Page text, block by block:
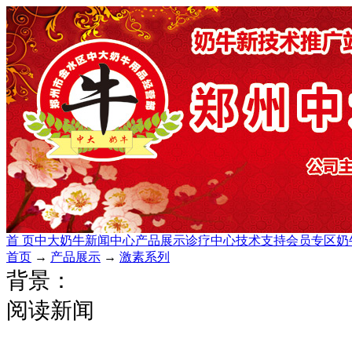
首 页中大奶牛新闻中心产品展示诊疗中心技术支持会员专区奶
首页 → 产品展示 → 激素系列
背景：
阅读新闻